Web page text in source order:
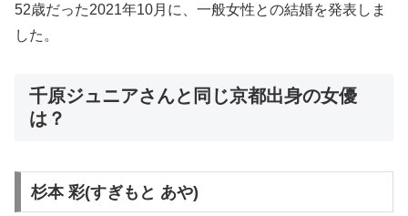
52歳だった2021年10月に、一般女性との結婚を発表しま
した。
千原ジュニアさんと同じ京都出身の女優
は？
杉本 彩(すぎもと あや)